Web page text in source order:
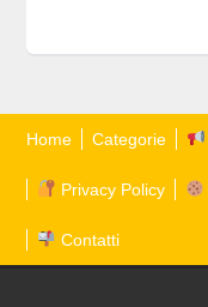
Home Categorie
Privacy Policy
Contatti